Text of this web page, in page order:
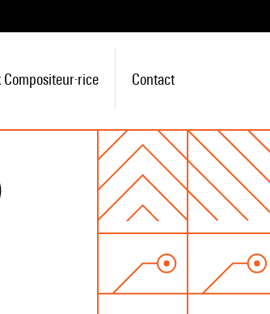
Compositeur·rice Contact